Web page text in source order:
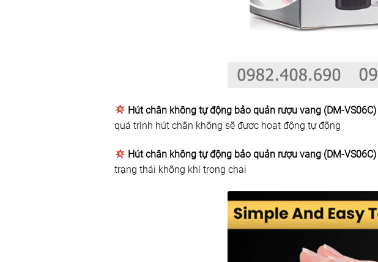
Hút chân không tự động bảo quản rượu vang (DM-VS06C)
quá trình hút chân không sẽ được hoạt động tự động
Hút chân không tự động bảo quản rượu vang (DM-VS06C)
trạng thái không khí trong chai